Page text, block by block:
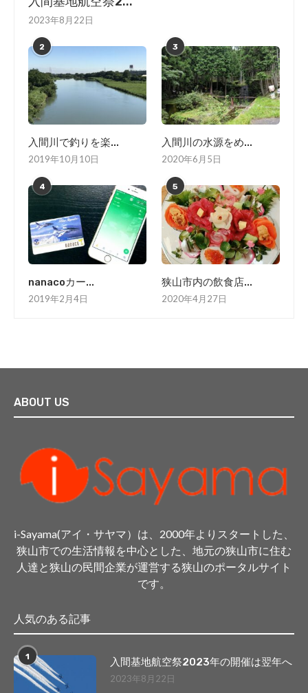
2023年8月22日
2
入間川で釣りを楽...
2019年10月10日
3
入間川の水源をめ...
2020年6月5日
4
nanacoカー...
2019年2月4日
5
狭山市内の飲食店...
2020年4月27日
ABOUT US
i-Sayama(アイ・サヤマ）は、2000年よりスタートした、
狭山市での生活情報を中心とした、地元の狭山市に住む
人達と狭山の民間企業が運営する狭山のポータルサイト
です。
人気のある記事
1 入間基地航空祭2023年の開催は翌年へ
2023年8月22日